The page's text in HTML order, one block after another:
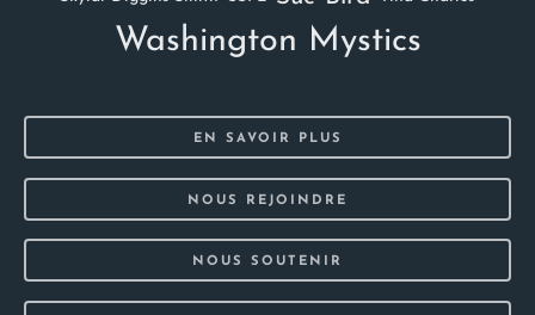
Washington Mystics
EN SAVOIR PLUS
NOUS REJOINDRE
NOUS SOUTENIR